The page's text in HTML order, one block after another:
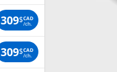
309$CAD
/ch.
309$CAD
/ch.